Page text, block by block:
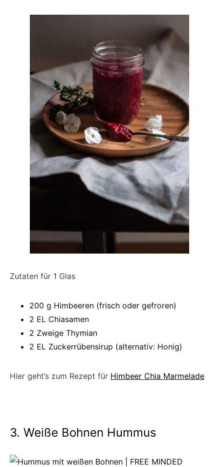
Zutaten für 1 Glas
200 g Himbeeren (frisch oder gefroren)
2 EL Chiasamen
2 Zweige Thymian
2 EL Zuckerrübensirup (alternativ: Honig)
Hier geht’s zum Rezept für Himbeer Chia Marmelade
3. Weiße Bohnen Hummus